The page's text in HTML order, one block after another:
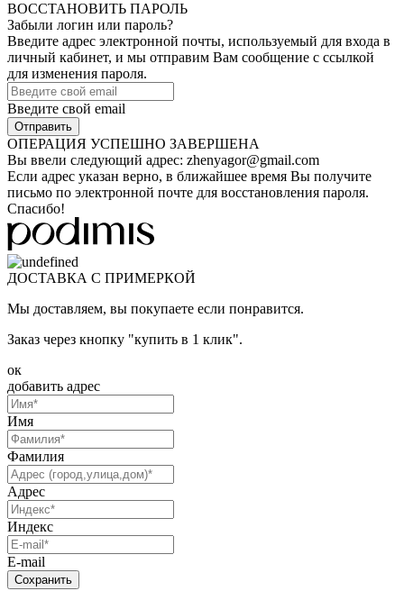
ВОССТАНОВИТЬ ПАРОЛЬ
Забыли логин или пароль?
Введите адрес электронной почты, используемый для входа в
личный кабинет, и мы отправим Вам сообщение с ссылкой
для изменения пароля.
Введите свой email
ОПЕРАЦИЯ УСПЕШНО ЗАВЕРШЕНА
Вы ввели следующий адрес: zhenyagor@gmail.com
Если адрес указан верно, в ближайшее время Вы получите
письмо по электронной почте для восстановления пароля.
Спасибо!
ДОСТАВКА С ПРИМЕРКОЙ
Мы доставляем, вы покупаете если понравится.
Заказ через кнопку "купить в 1 клик".
ок
добавить адрес
Имя
Фамилия
Адрес
Индекс
E-mail